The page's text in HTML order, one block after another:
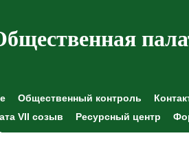
Общественный контроль
VII созыв
Ресурсный центр